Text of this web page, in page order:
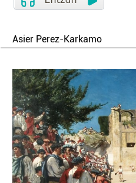
Asier Perez-Karkamo